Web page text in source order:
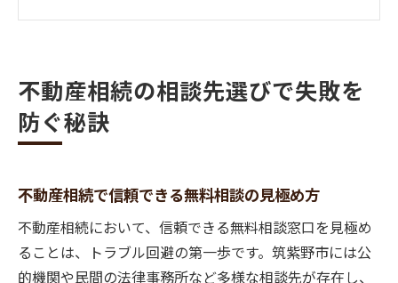
無料法律相談の活用で不動産相続の安心を
不動産相続のリスク回避に役立つ相談窓口
活用術
安心できる不動産相続相談先のポイント解
筑紫野市で賢く活用する無料法律相談ガイド
不動産相続相談に強い法律窓口の特徴と選
び方
筑紫野市で利用できる無料不動産相続相談
不動産相続の相談先選びで失敗を
防ぐ秘訣
不動産相続で信頼できる無料相談の見極め方
不動産相続において、信頼できる無料相談窓口を見極め
ることは、トラブル回避の第一歩です。筑紫野市には公
的機関や民間の法律事務所など多様な相談先が存在し、